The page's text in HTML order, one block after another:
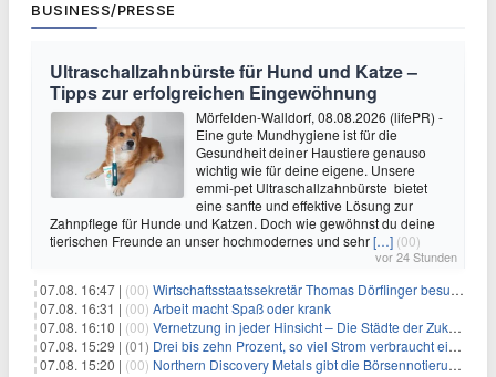
BUSINESS/PRESSE
Ultraschallzahnbürste für Hund und Katze –
Tipps zur erfolgreichen Eingewöhnung
Mörfelden-Walldorf, 08.08.2026 (lifePR) -
Eine gute Mundhygiene ist für die
Gesundheit deiner Haustiere genauso
wichtig wie für deine eigene. Unsere
emmi-pet Ultraschallzahnbürste bietet
eine sanfte und effektive Lösung zur
Zahnpflege für Hunde und Katzen. Doch wie gewöhnst du deine
tierischen Freunde an unser hochmodernes und sehr[…] (00)
vor 24 Stunden
07.08. 16:47 | (00) Wirtschaftsstaatssekretär Thomas Dörflinger besucht Handwerksbetrieb im Kammerbezirk Freiburg
07.08. 16:31 | (00) Arbeit macht Spaß oder krank
07.08. 16:10 | (00) Vernetzung in jeder Hinsicht – Die Städte der Zukunft sind grün-blau
07.08. 15:29 | (01) Drei bis zehn Prozent, so viel Strom verbraucht ein Aufzug im Gebäude
07.08. 15:20 | (00) Northern Discovery Metals gibt die Börsennotierung an der Frankfurter Wertpapierbörse bekannt